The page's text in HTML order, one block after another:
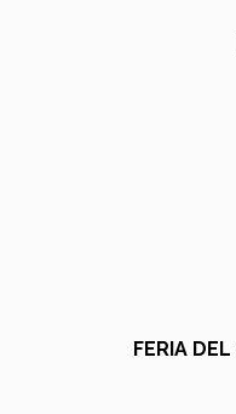
FERIA